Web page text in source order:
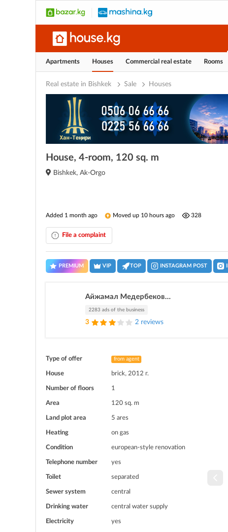
Apartments Houses Commercial real estate Rooms
Real estate in Bishkek Sale Houses
House, 4-room, 120 sq. m
Bishkek, Ak-Orgo
Added 1 month ago Moved up 10 hours ago 328
File a complaint
PREMIUM VIP TOP INSTAGRAM POST
Айжамал Медербеков...
2283 ads of the business
3 2 reviews
Type of offer from agent
House brick, 2012 г.
Number of floors 1
Area 120 sq. m
Land plot area 5 ares
Heating on gas
Condition european-style renovation
Telephone number yes
Toilet separated
Sewer system central
Drinking water central water supply
Electricity yes